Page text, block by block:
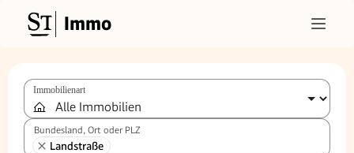
Immo
Immobilienart
Bundesland, Ort oder PLZ
Landstraße